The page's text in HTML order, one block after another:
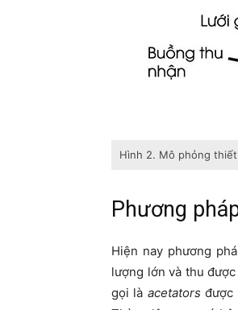
Hình 2. Mô phỏng
Phương
Hiện nay phương
lượng lớn và thu
gọi là acetators được